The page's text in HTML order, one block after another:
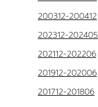
200312-200412
202312-202405
202112-202206
201912-202006
201712-201806